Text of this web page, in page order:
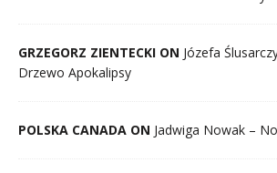
GRZEGORZ ZIENTECKI ON Józefa
Drzewo Apokalipsy
POLSKA CANADA ON Jadwiga Nowak –